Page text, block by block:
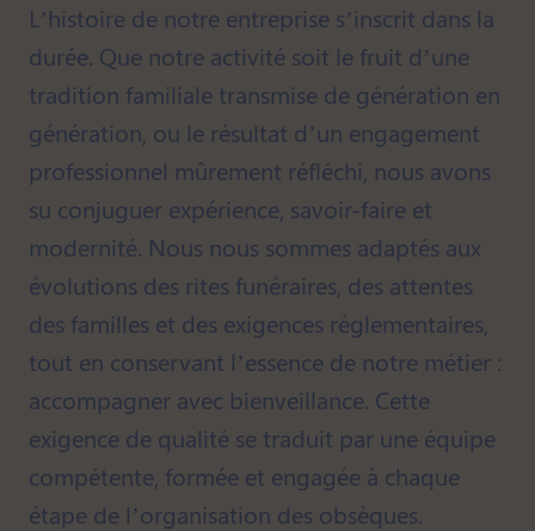
L’histoire de notre entreprise s’inscrit dans la
durée. Que notre activité soit le fruit d’une
tradition familiale transmise de génération en
génération, ou le résultat d’un engagement
professionnel mûrement réfléchi, nous avons
su conjuguer expérience, savoir-faire et
modernité. Nous nous sommes adaptés aux
évolutions des rites funéraires, des attentes
des familles et des exigences réglementaires,
tout en conservant l’essence de notre métier :
accompagner avec bienveillance. Cette
exigence de qualité se traduit par une équipe
compétente, formée et engagée à chaque
étape de l’organisation des obsèques.